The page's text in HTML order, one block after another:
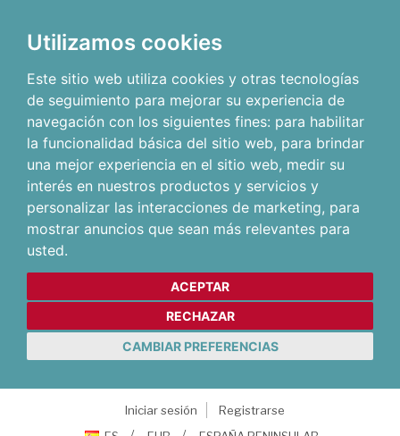
Utilizamos cookies
Este sitio web utiliza cookies y otras tecnologías
de seguimiento para mejorar su experiencia de
navegación con los siguientes fines: para habilitar
la funcionalidad básica del sitio web, para brindar
una mejor experiencia en el sitio web, medir su
interés en nuestros productos y servicios y
personalizar las interacciones de marketing, para
mostrar anuncios que sean más relevantes para
usted.
ACEPTAR
RECHAZAR
CAMBIAR PREFERENCIAS
Iniciar sesión
Registrarse